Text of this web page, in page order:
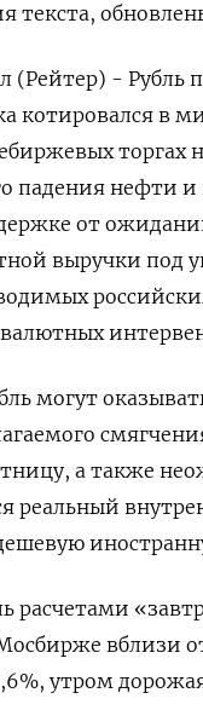
текста,
- Рубль
котировался в
торгах
падения нефти и
от
выручки под
могут
а также
реальный
расчетами
вблизи
утром